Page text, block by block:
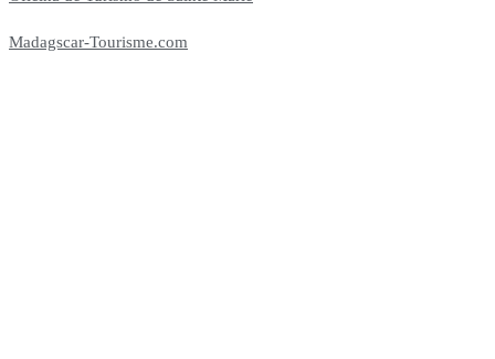
Madagscar-Tourisme.com